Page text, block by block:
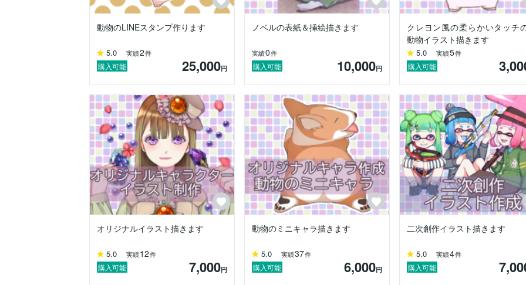
トラブル防止のため、ご依頼前には、必ず各出品ページの注意事項をお読みください。
複数名への同時相談はご遠慮ください。他の方にもご相談中の場合は、そちらの結果をお待ち頂いてからご連絡
✿ こまるからひとこと
「イメージ通りだった！」と思っていただけるよう、1点1点ていねいに仕上げています。
ちょっとしたご相談からでも大歓迎ですので、どうぞお気軽にお声がけください！
動物のLINEスタンプ作ります
5.0 実績2件
購入可能 25,000円
ノベルの表紙＆挿絵描きます
実績0件
購入可能 10,000円
クレヨン風の柔らかいタッチ
動物イラスト描きます
5.0 実績5件
購入可能
オリジナルイラスト描きます
5.0 実績12件
購入可能 7,000円
動物のミニキャラ描きます
5.0 実績37件
購入可能 6,000円
二次創作イラスト描きます
5.0 実績4件
購入可能